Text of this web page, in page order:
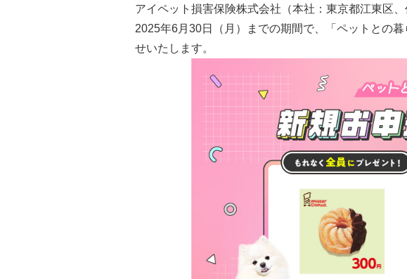
アイペット損害保険株式会社（本社：東京都江東区
2025年6月30日（月）までの期間で、「ペットとの
せいたします。